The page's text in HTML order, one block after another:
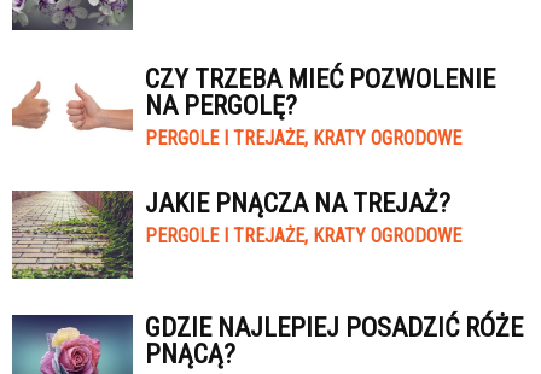
CZY TRZEBA MIEĆ POZWOLENIE
NA PERGOLĘ?
PERGOLE I TREJAŻE, KRATY OGRODOWE
JAKIE PNĄCZA NA TREJAŻ?
PERGOLE I TREJAŻE, KRATY OGRODOWE
GDZIE NAJLEPIEJ POSADZIĆ RÓŻE
PNĄCĄ?